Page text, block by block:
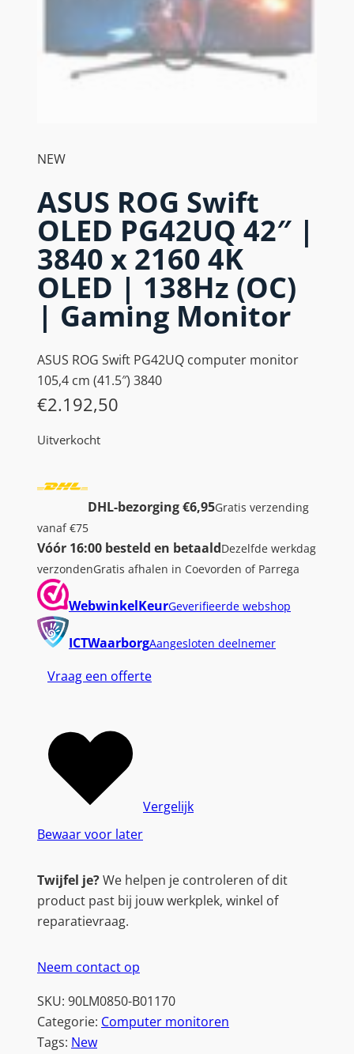
NEW
ASUS ROG Swift
OLED PG42UQ 42″ |
3840 x 2160 4K
OLED | 138Hz (OC)
| Gaming Monitor
ASUS ROG Swift PG42UQ computer monitor
105,4 cm (41.5″) 3840
€2.192,50
Uitverkocht
DHL-bezorging €6,95Gratis verzending
vanaf €75
Vóór 16:00 besteld en betaaldDezelfde werkdag
verzondenGratis afhalen in Coevorden of Parrega
WebwinkelKeurGeverifieerde webshop
ICTWaarborgAangesloten deelnemer
Vraag een offerte
Bewaar voor later
Vergelijk
Twijfel je?We helpen je controleren of dit
product past bij jouw werkplek, winkel of
reparatievraag.
Neem contact op
SKU: 90LM0850-B01170
Categorie: Computer monitoren
Tags: New